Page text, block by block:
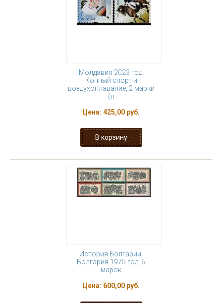
Молдавия 2023 год.
Конный спорт и
воздухоплавание, 2 марки
(н
Цена: 425,00 руб.
История Болгарии,
Болгария 1975 год, 6
марок
Цена: 600,00 руб.